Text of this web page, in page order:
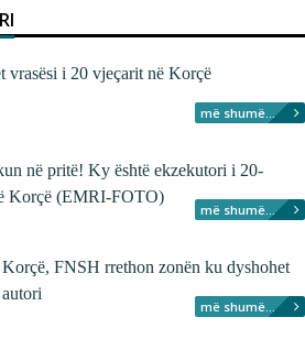
vrasësi i 20 vjeçarit në Korçë
më shumë...
në pritë! Ky është ekzekutori i 20-
Korçë (EMRI-FOTO)
më shumë...
FNSH rrethon zonën ku dyshohet
më shumë...